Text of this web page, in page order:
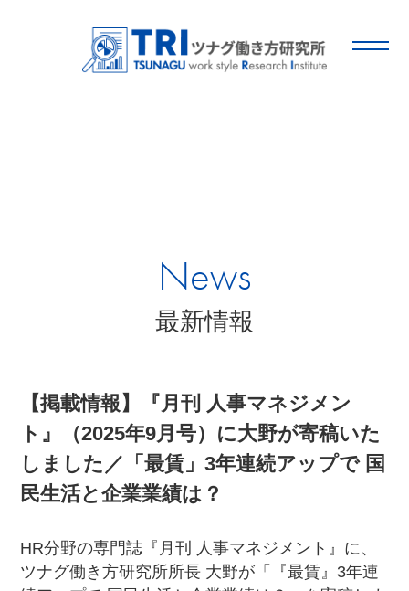
News
最新情報
【掲載情報】『月刊 人事マネジメン
ト』（2025年9月号）に大野が寄稿いた
しました／「最賃」3年連続アップで 国
民生活と企業業績は？
HR分野の専門誌『月刊 人事マネジメント』に、
ツナグ働き方研究所所長 大野が「『最賃』3年連